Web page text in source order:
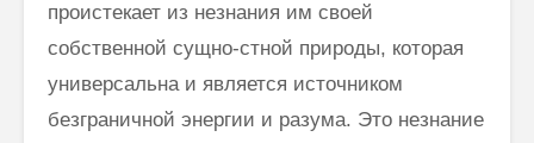
проистекает из незнания им своей
собственной сущно-стной природы, которая
универсальна и является источником
безгранич­ной энергии и разума. Это незнание